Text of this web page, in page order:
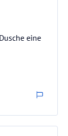
eine